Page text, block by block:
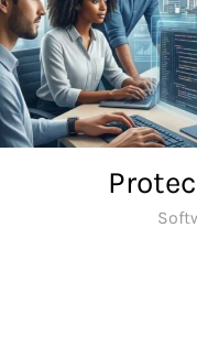
Skip
to
content